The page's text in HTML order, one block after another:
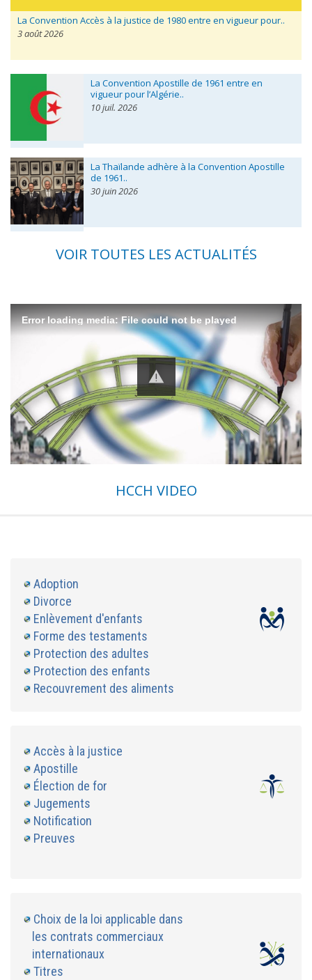
La Convention Accès à la justice de 1980 entre en vigueur pour..
3 août 2026
La Convention Apostille de 1961 entre en
vigueur pour l’Algérie..
10 juil. 2026
La Thaïlande adhère à la Convention Apostille
de 1961..
30 juin 2026
VOIR TOUTES LES ACTUALITÉS
Error loading media: File could not be played
HCCH VIDEO
Adoption
Divorce
Enlèvement d'enfants
Forme des testaments
Protection des adultes
Protection des enfants
Recouvrement des aliments
Accès à la justice
Apostille
Élection de for
Jugements
Notification
Preuves
Choix de la loi applicable dans
les contrats commerciaux
internationaux
Titres